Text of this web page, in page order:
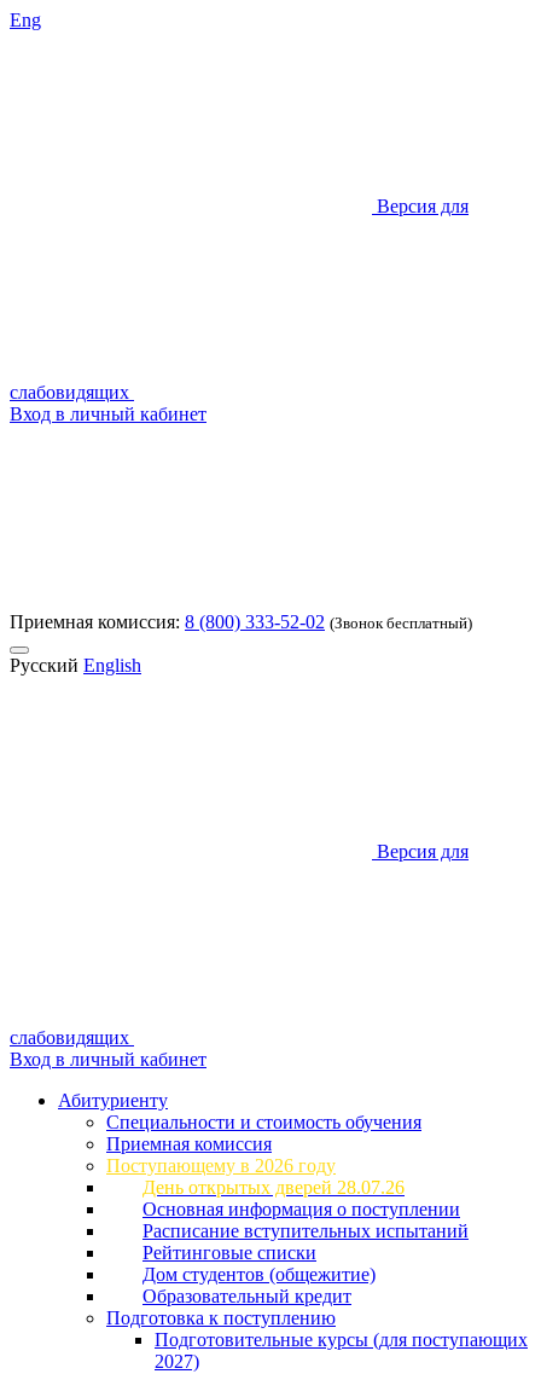
Eng
Версия для
слабовидящих
Вход в личный кабинет
Приемная комиссия: 8 (800) 333-52-02 (Звонок бесплатный)
Русский English
Версия для
слабовидящих
Вход в личный кабинет
Абитуриенту
Специальности и стоимость обучения
Приемная комиссия
Поступающему в 2026 году
День открытых дверей 28.07.26
Основная информация о поступлении
Расписание вступительных испытаний
Рейтинговые списки
Дом студентов (общежитие)
Образовательный кредит
Подготовка к поступлению
Подготовительные курсы (для поступающих
2027)